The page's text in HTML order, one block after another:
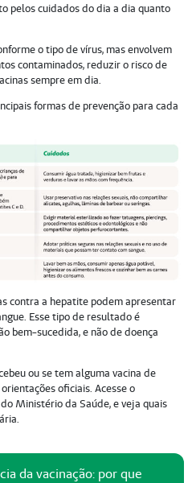
pelos cuidados do dia a dia quanto
o tipo de vírus, mas envolvem
contaminados, reduzir o risco de
sempre em dia.
formas de prevenção para cada
contra a hepatite podem apresentar
Esse tipo de resultado é
bem-sucedida, e não de doença
ou se tem alguma vacina de
oficiais. Acesse o
do Ministério da Saúde, e veja quais
da vacinação: por que